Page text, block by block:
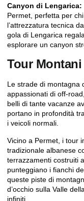
Canyon di Lengarica:
Permet, perfetta per
l’attrezzatura tecnica
gola di Lengarica
esplorare un canyon
Tour
Le strade di montagna
appassionati di off-
belli di tante vacanze
portano in profondità
i veicoli normali.
Vicino a Permet, i tour
tradizionale albanese
terrazzamenti costruiti
punteggiano i fianchi
queste piste di
d’occhio sulla Valle
infiniti.